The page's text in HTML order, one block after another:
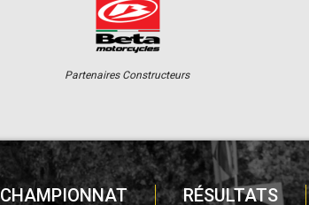
Partenaires Constructeurs
CHAMPIONNAT RÉSULTATS